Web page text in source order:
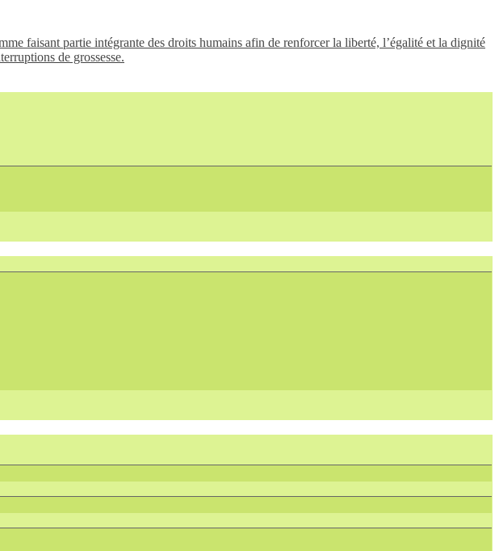
faisant partie intégrante des droits humains afin de renforcer la liberté, l’égalité et la dignité
de grossesse.